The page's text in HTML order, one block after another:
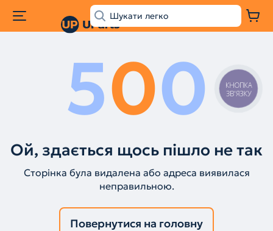
500
Ой, здається щось пішло не так
Сторінка була видалена або адреса виявилася
неправильною.
Повернутися на головну
КНОПКА
ЗВ'ЯЗКУ